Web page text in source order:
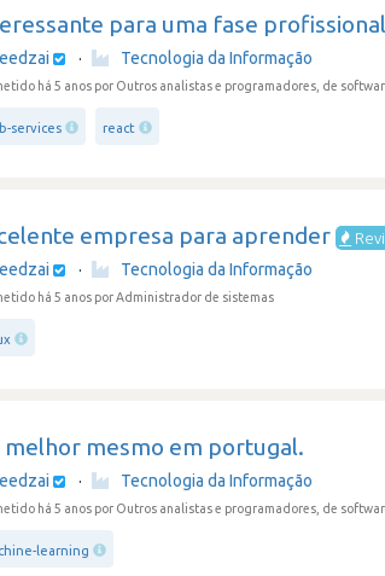
para uma fase profissional
· Tecnologia da Informação
há 5 anos por Outros analistas e programadores, de
services react
empresa para aprender
· Tecnologia da Informação
há 5 anos por Administrador de sistemas
melhor mesmo em portugal.
· Tecnologia da Informação
há 5 anos por Outros analistas e programadores, de
learning